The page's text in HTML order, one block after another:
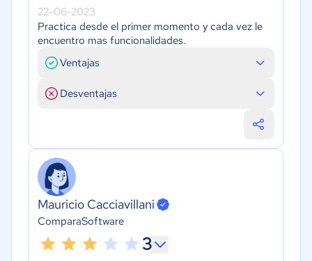
22-06-2023
Practica desde el primer momento y cada vez le
encuentro mas funcionalidades.
Ventajas
Desventajas
Mauricio Cacciavillani
ComparaSoftware
3